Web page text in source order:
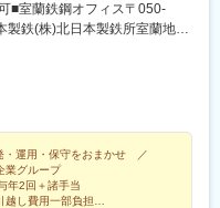
室蘭鉄鋼オフィス〒050‐
鉄(株)北日本製鉄所室蘭地区
用を一部会社が負担）【変
、室蘭、東京、釜石、その他
運用・保守をおまかせ ／
業グループ
年2回＋諸手当
し費用一部負担